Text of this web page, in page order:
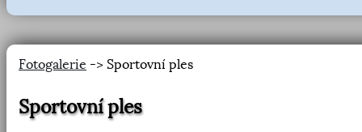
Fotogalerie -> Sportovní ples
Sportovní ples